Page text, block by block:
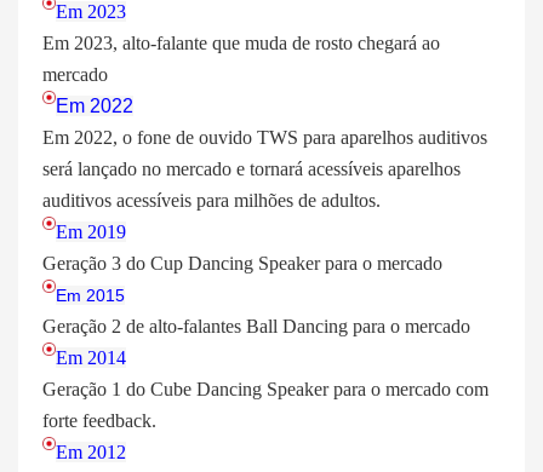
Em 2023
Em 2023, alto-falante que muda de rosto chegará ao
mercado
Em 2022
Em 2022, o fone de ouvido TWS para aparelhos auditivos
será lançado no mercado e tornará acessíveis aparelhos
auditivos acessíveis para milhões de adultos.
Em 2019
Geração 3 do Cup Dancing Speaker para o mercado
Em 2015
Geração 2 de alto-falantes Ball Dancing para o mercado
Em 2014
Geração 1 do Cube Dancing Speaker para o mercado com
forte feedback.
Em 2012